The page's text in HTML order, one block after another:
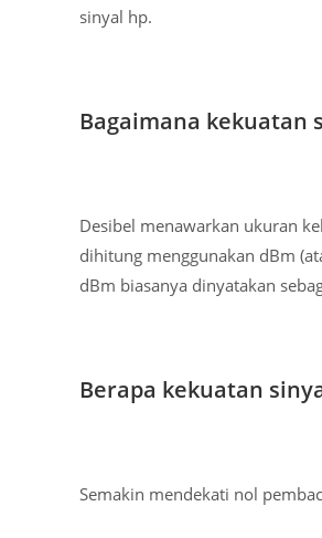
sinyal hp.
Bagaimana kekuatan
Desibel menawarkan ukuran
dihitung menggunakan dBm
dBm biasanya dinyatakan
Berapa kekuatan
Semakin mendekati nol